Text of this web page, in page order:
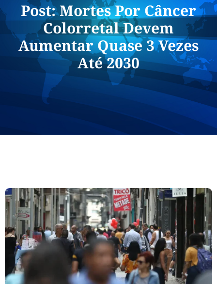
Post: Mortes Por Câncer
Colorretal Devem
Aumentar Quase 3 Vezes
Até 2030